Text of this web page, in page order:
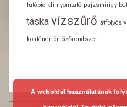
futóbicikli nyomtató pajzsmirigy
táska vízszűrő átfolyós
konténer öntözőrendszer
A weboldal használatának